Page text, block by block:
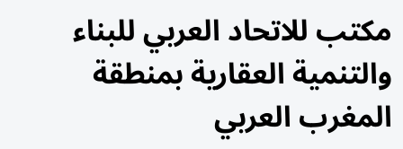
مكتب للاتحاد العربي للبناء
والتنمية العقارية بمنطقة
المغرب العربي